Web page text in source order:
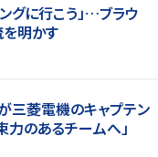
グに行こう」…ブラウ
を明かす
三菱電機のキャプテン
のあるチームへ」